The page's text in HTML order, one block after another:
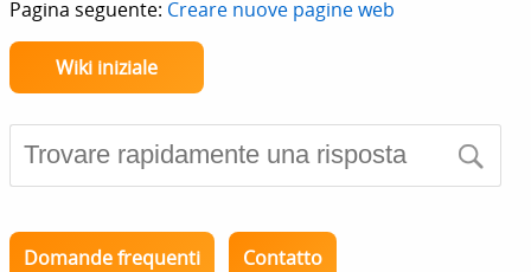
Pagina seguente: Creare nuove pagine web
Wiki iniziale
Domande frequenti Contatto